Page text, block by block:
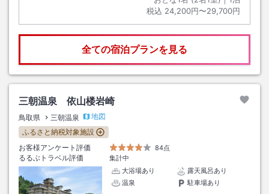
税込 24,200円〜29,700円
全ての宿泊プランを見る
三朝温泉 依山楼岩崎
鳥取県 三朝温泉
地図
ふるさと納税対象施設
お客様アンケート評価
84点
るるぶトラベル評価
集計中
大浴場あり
露天風呂あり
温泉
駐車場あり